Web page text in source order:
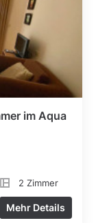
im Aqua
2 Zimmer
Mehr Details